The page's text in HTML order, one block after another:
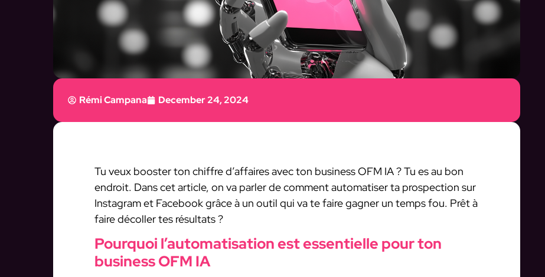
Rémi Campana December 24, 2024
Tu veux booster ton chiffre d’affaires avec ton business OFM IA ? Tu es au bon
endroit. Dans cet article, on va parler de comment automatiser ta prospection sur
Instagram et Facebook grâce à un outil qui va te faire gagner un temps fou. Prêt à
faire décoller tes résultats ?
Pourquoi l’automatisation est essentielle pour ton
business OFM IA